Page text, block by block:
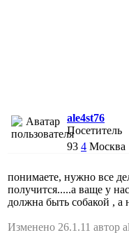
ale4st76
Посетитель
93 4 Москва
понимаете, нужно все
получится.....а ваще у
должна быть собакой , а
Изменено 26.1.11 автор